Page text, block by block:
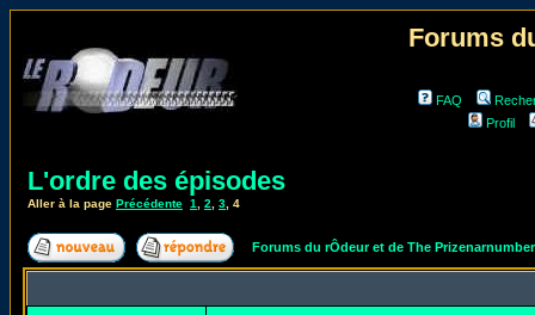
Forums
FAQ
Profil
L'ordre des épisodes
Aller à la page Précédente 1 2 3 4
Forums du rÔdeur et de The